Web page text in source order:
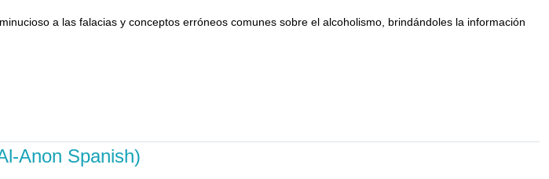
a las falacias y conceptos erróneos comunes sobre el alcoholismo, brindándoles la información
Anon Spanish)